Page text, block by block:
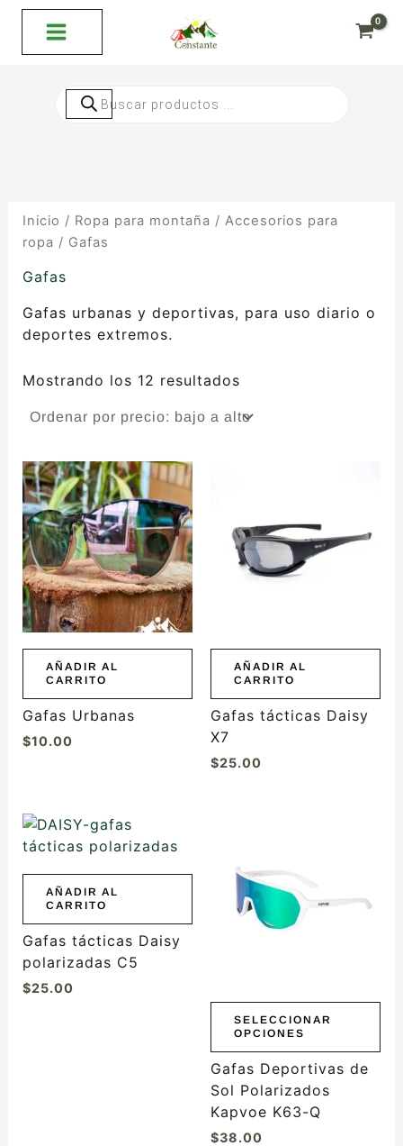
contenido
Búsqueda
productos
Inicio / Ropa para montaña / Accesorios para
ropa / Gafas
Gafas
Gafas urbanas y deportivas, para uso diario o
deportes extremos.
Mostrando los 12 resultados
AÑADIR AL
CARRITO
Gafas Urbanas
$10.00
AÑADIR AL
CARRITO
Gafas tácticas Daisy
X7
$25.00
AÑADIR AL
CARRITO
Gafas tácticas Daisy
polarizadas C5
$25.00
SELECCIONAR
OPCIONES
tiene
múltiples
variantes.
elegir
la
página
de
producto
Gafas Deportivas de
Sol Polarizados
Kapvoe K63-Q
$38.00